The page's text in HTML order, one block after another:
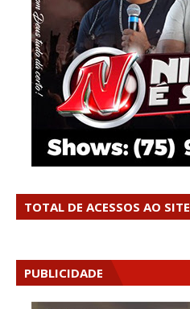
TOTAL DE ACESSOS AO SITE
PUBLICIDADE